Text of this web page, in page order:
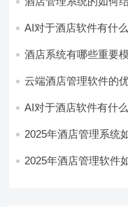
AI对于酒店软件有什
酒店系统有哪些重要
云端酒店管理软件的
AI对于酒店软件有什
2025年酒店管理系统
2025年酒店管理软件